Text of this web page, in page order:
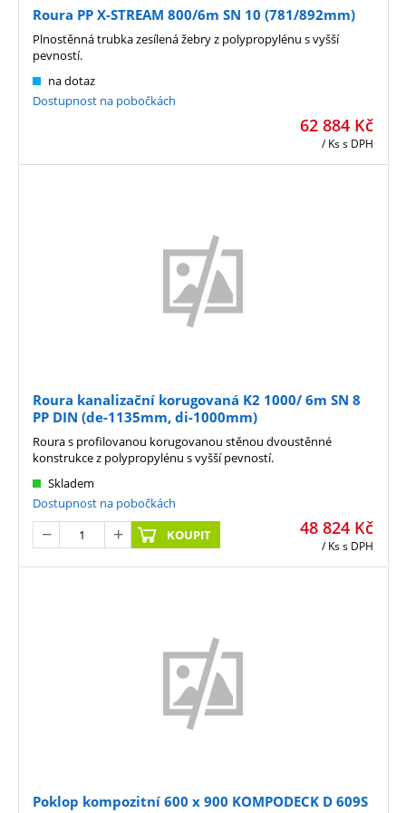
Roura PP X-STREAM 800/6m SN 10 (781/892mm)
62 884 Kč
/ Kss DPH
na dotaz
Dostupnost na pobočkách
Plnostěnná trubka zesílená žebry z polypropylénu s vyšší
pevností.
Roura kanalizační korugovaná K2 1000/ 6m SN 8
PP DIN (de-1135mm, di-1000mm)
48 824 Kč
/ Kss DPH
Skladem
Dostupnost na pobočkách
KOUPIT
Roura s profilovanou korugovanou stěnou dvoustěnné
konstrukce z polypropylénu s vyšší pevností.
Poklop kompozitní 600 x 900 KOMPODECK D 609S